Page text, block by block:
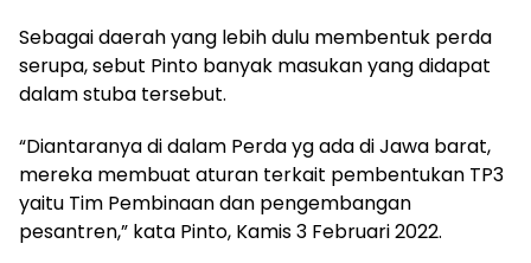
Sebagai daerah yang lebih dulu membentuk perda
serupa, sebut Pinto banyak masukan yang didapat
dalam stuba tersebut.
“Diantaranya di dalam Perda yg ada di Jawa barat,
mereka membuat aturan terkait pembentukan TP3
yaitu Tim Pembinaan dan pengembangan
pesantren,” kata Pinto, Kamis 3 Februari 2022.